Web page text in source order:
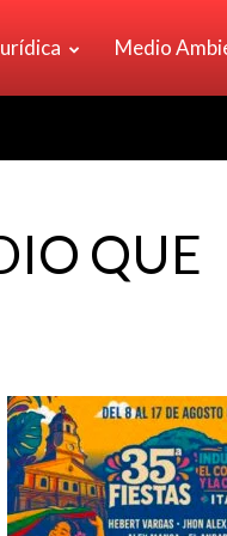
Medio
QUE